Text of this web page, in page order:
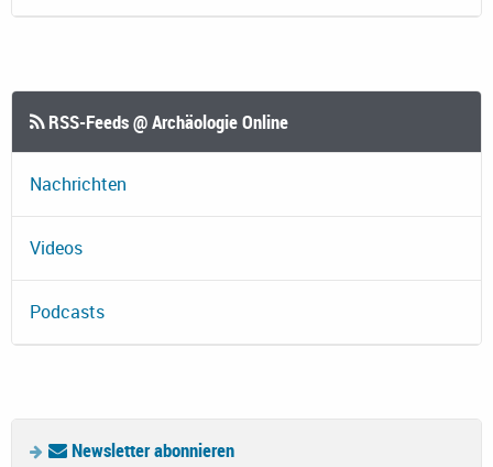
RSS-Feeds @ Archäologie Online
Nachrichten
Videos
Podcasts
Newsletter abonnieren